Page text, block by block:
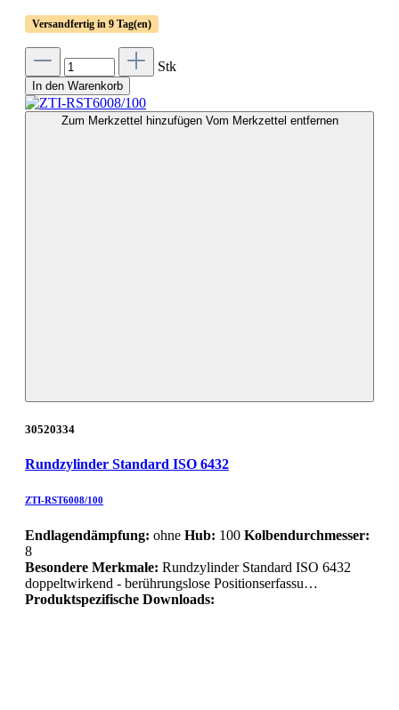
Versandfertig in 9 Tag(en)
Stk
In den Warenkorb
Zum Merkzettel hinzufügen Vom Merkzettel entfernen
30520334
Rundzylinder Standard ISO 6432
ZTI-RST6008/100
Endlagendämpfung: ohne Hub: 100 Kolbendurchmesser:
8
Besondere Merkmale: Rundzylinder Standard ISO 6432
doppeltwirkend - berührungslose Positionserfassu…
Produktspezifische Downloads: